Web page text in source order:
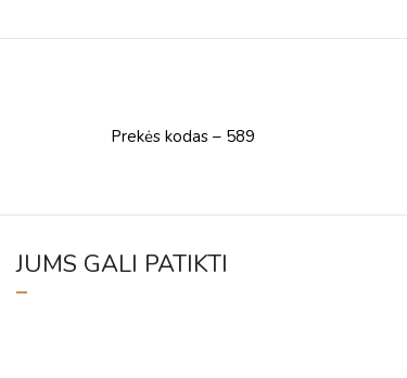
Prekės kodas – 589
JUMS GALI PATIKTI